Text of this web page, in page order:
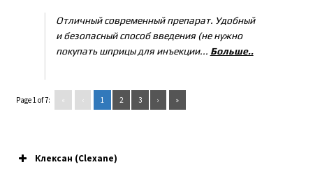
Отличный современный препарат. Удобный
и безопасный способ введения (не нужно
покупать шприцы для инъекции... Больше..
Page 1 of 7: ‹ 1 2 3 › »
Клексан (Clexane)